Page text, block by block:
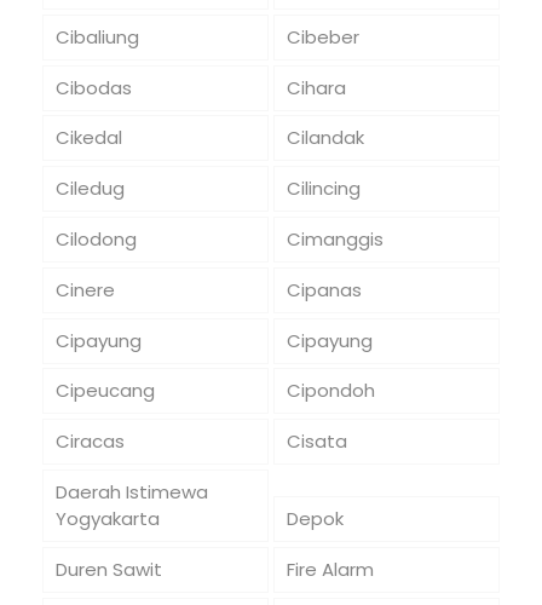
Cibaliung
Cibeber
Cibodas
Cihara
Cikedal
Cilandak
Ciledug
Cilincing
Cilodong
Cimanggis
Cinere
Cipanas
Cipayung
Cipayung
Cipeucang
Cipondoh
Ciracas
Cisata
Daerah Istimewa
Yogyakarta
Depok
Duren Sawit
Fire Alarm